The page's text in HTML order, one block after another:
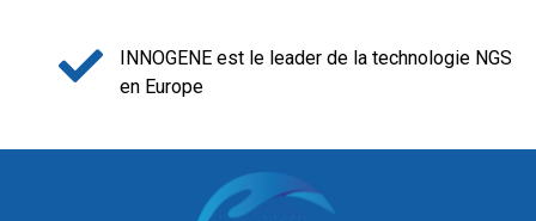
INNOGENE est le leader de la technologie NGS
en Europe